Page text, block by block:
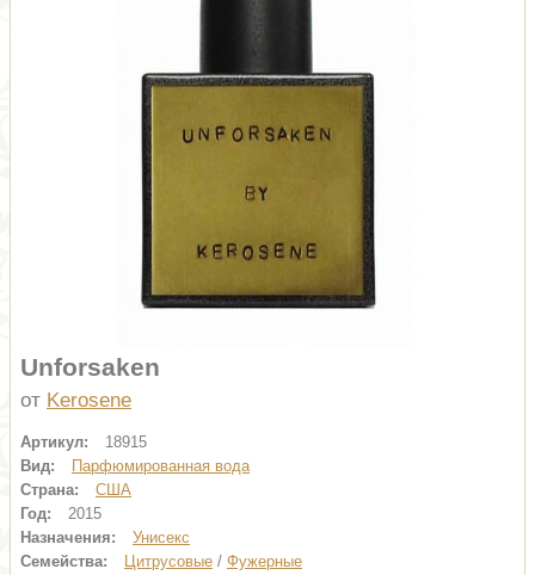
Unforsaken
от Kerosene
Артикул:
18915
Вид:
Парфюмированная вода
Страна:
США
Год:
2015
Назначения:
Унисекс
Семейства:
Цитрусовые / Фужерные